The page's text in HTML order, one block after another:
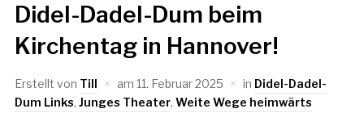
Didel-Dadel-Dum beim
Kirchentag in Hannover!
Erstellt von Till am 11. Februar 2025 in Didel-Dadel-
Dum Links, Junges Theater, Weite Wege heimwärts